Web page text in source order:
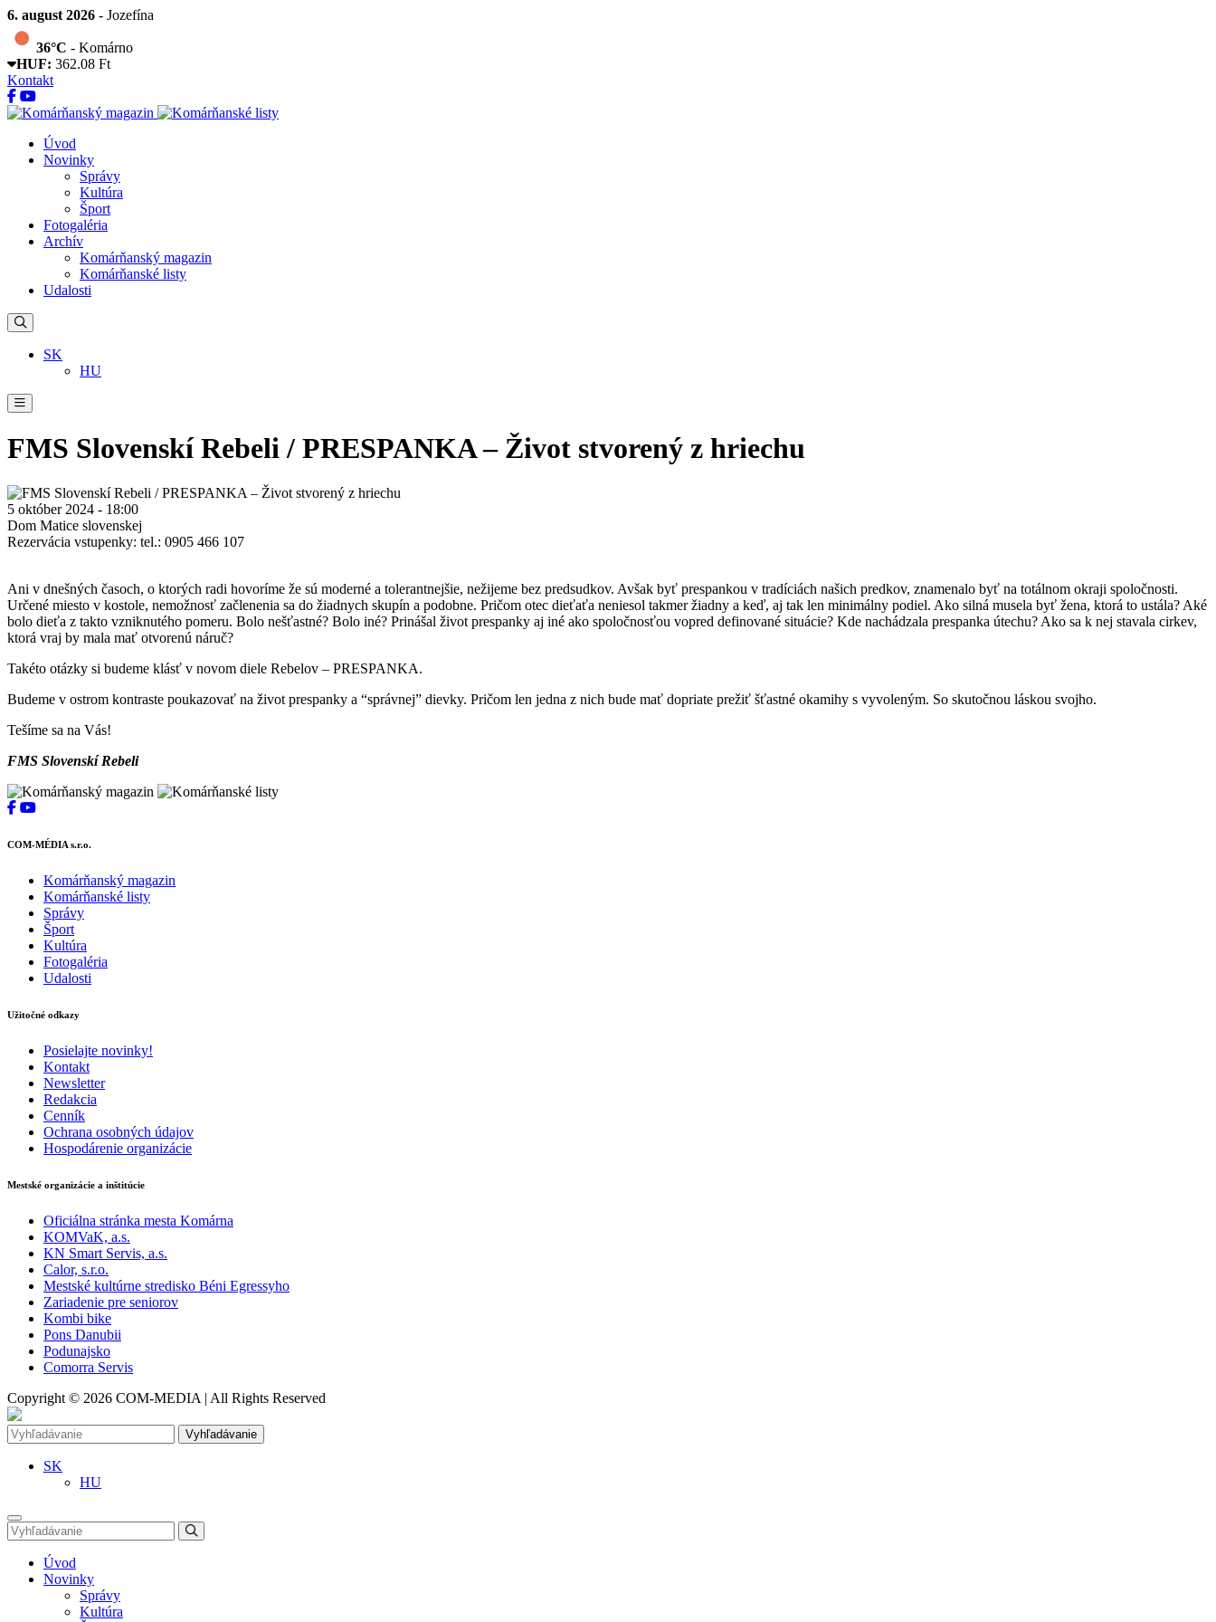
6. august 2026 - Jozefína
36°C - Komárno
HUF: 362.08 Ft
Kontakt
Úvod
Novinky
Správy
Kultúra
Šport
Fotogaléria
Archív
Komárňanský magazin
Komárňanské listy
Udalosti
SK
HU
FMS Slovenskí Rebeli / PRESPANKA – Život stvorený z hriechu
5 október 2024 - 18:00
Dom Matice slovenskej
Rezervácia vstupenky: tel.: 0905 466 107
Ani v dnešných časoch, o ktorých radi hovoríme že sú moderné a tolerantnejšie, nežijeme bez predsudkov. Avšak byť prespankou v tradíciách našich predkov, znamenalo byť na totálnom okraji spoločnosti.
Určené miesto v kostole, nemožnosť začlenenia sa do žiadnych skupín a podobne. Pričom otec dieťaťa neniesol takmer žiadny a keď, aj tak len minimálny podiel. Ako silná musela byť žena, ktorá to ustála? Aké
bolo dieťa z takto vzniknutého pomeru. Bolo nešťastné? Bolo iné? Prinášal život prespanky aj iné ako spoločnosťou vopred definované situácie? Kde nachádzala prespanka útechu? Ako sa k nej stavala cirkev,
ktorá vraj by mala mať otvorenú náruč?
Takéto otázky si budeme klásť v novom diele Rebelov – PRESPANKA.
Budeme v ostrom kontraste poukazovať na život prespanky a “správnej” dievky. Pričom len jedna z nich bude mať dopriate prežiť šťastné okamihy s vyvoleným. So skutočnou láskou svojho.
Tešíme sa na Vás!
FMS Slovenskí Rebeli
COM-MÉDIA s.r.o.
Komárňanský magazin
Komárňanské listy
Správy
Šport
Kultúra
Fotogaléria
Udalosti
Užitočné odkazy
Posielajte novinky!
Kontakt
Newsletter
Redakcia
Cenník
Ochrana osobných údajov
Hospodárenie organizácie
Mestské organizácie a inštitúcie
Oficiálna stránka mesta Komárna
KOMVaK, a.s.
KN Smart Servis, a.s.
Calor, s.r.o.
Mestské kultúrne stredisko Béni Egressyho
Zariadenie pre seniorov
Kombi bike
Pons Danubii
Podunajsko
Comorra Servis
Copyright © 2026 COM-MEDIA | All Rights Reserved
Vyhľadávanie
SK
HU
Úvod
Novinky
Správy
Kultúra